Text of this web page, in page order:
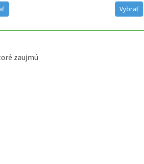
Vybrať
zaujmú